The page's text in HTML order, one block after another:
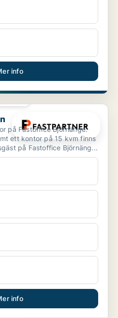
info
på Fastoffice Björnänge.
ett kontor på 15 kvm finns
på Fastoffice Björnäng...
info